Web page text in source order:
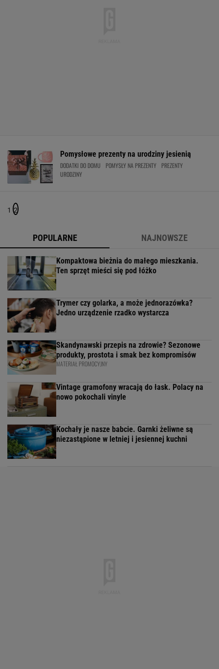
Pomysłowe prezenty na urodziny jesienią
DODATKI DO DOMU POMYSŁY NA PREZENTY
PREZENTY
URODZINY
1 2
POPULARNE NAJNOWSZE
Kompaktowa bieżnia do małego mieszkania.
Ten sprzęt mieści się pod łóżko
Trymer czy golarka, a może jednorazówka?
Jedno urządzenie rzadko wystarcza
Skandynawski przepis na zdrowie? Sezonowe
produkty, prostota i smak bez kompromisów
MATERIAŁ PROMOCYJNY
Vintage gramofony wracają do łask. Polacy na
nowo pokochali vinyle
Kochały je nasze babcie. Garnki żeliwne są
niezastąpione w letniej i jesiennej kuchni